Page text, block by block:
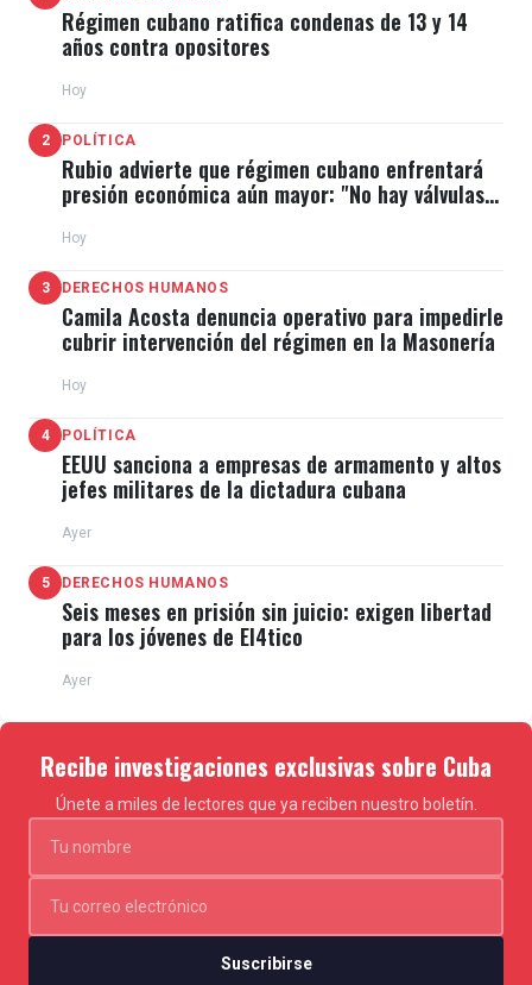
Régimen cubano ratifica condenas de 13 y 14
años contra opositores
Hoy
2 POLÍTICA
Rubio advierte que régimen cubano enfrentará
presión económica aún mayor: "No hay válvulas
Hoy
3 DERECHOS HUMANOS
Camila Acosta denuncia operativo para impedirle
cubrir intervención del régimen en la Masonería
Hoy
4 POLÍTICA
EEUU sanciona a empresas de armamento y altos
jefes militares de la dictadura cubana
Ayer
5 DERECHOS HUMANOS
Seis meses en prisión sin juicio: exigen libertad
para los jóvenes de El4tico
Ayer
Recibe investigaciones exclusivas sobre Cuba
Únete a miles de lectores que ya reciben nuestro boletín.
Suscribirse